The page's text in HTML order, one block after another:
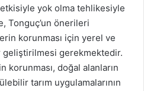
yok olma tehlikesiyle
Tonguç’un önerileri
korunması için yerel ve
gerekmektedir.
doğal alanların
tarım uygulamalarının